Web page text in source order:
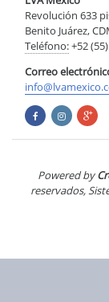
Revolución 633
Benito Juárez,
Teléfono:+52
Correo
Powered by
reservados,